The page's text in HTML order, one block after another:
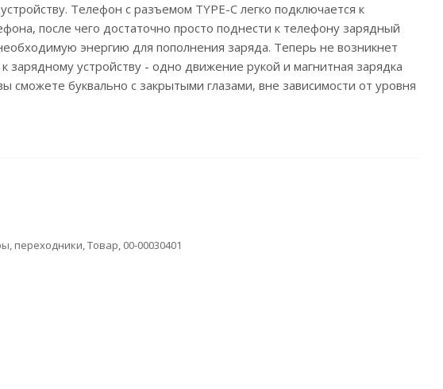
Телефон с разъемом TYPE-C легко подключается к
после чего достаточно просто поднести к телефону зарядный
энергию для пополнения заряда. Теперь не возникнет
устройству - одно движение рукой и магнитная зарядка
сможете буквально с закрытыми глазами, вне зависимости от уровня
переходники, Товар, 00-00030401